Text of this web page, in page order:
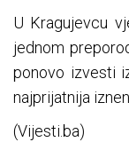
U Kragujevcu
jednom
ponovo izvesti
najprijatnija
(Vijesti.ba)